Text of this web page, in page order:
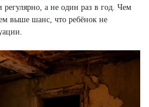
регулярно, а не один раз в год. Чем
выше шанс, что ребёнок не